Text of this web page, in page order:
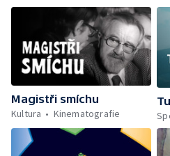
Magistři smíchu
Kultura
Kinematografie